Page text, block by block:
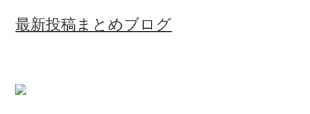
最新投稿まとめブログ